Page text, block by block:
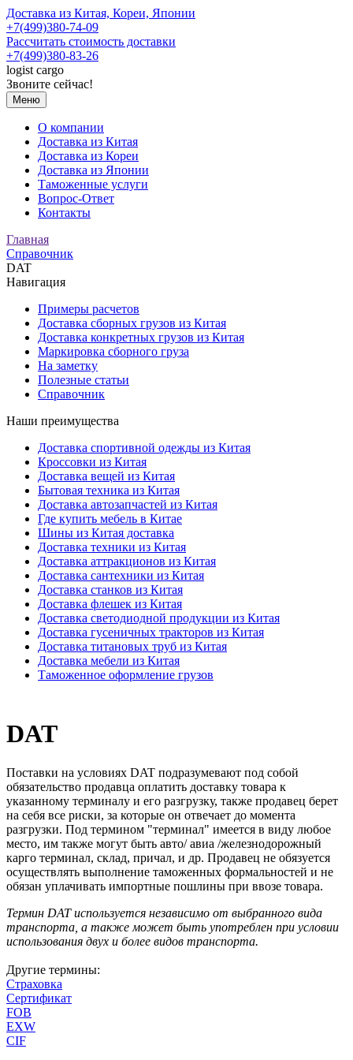
Доставка из Китая, Кореи, Японии
+7(499)380-74-09
Рассчитать стоимость доставки
+7(499)380-83-26
logist cargo
Звоните сейчас!
Меню
О компании
Доставка из Китая
Доставка из Кореи
Доставка из Японии
Таможенные услуги
Вопрос-Ответ
Контакты
Главная
Справочник
DAT
Навигация
Примеры расчетов
Доставка сборных грузов из Китая
Доставка конкретных грузов из Китая
Маркировка сборного груза
На заметку
Полезные статьи
Справочник
Наши преимущества
Доставка спортивной одежды из Китая
Кроссовки из Китая
Доставка вещей из Китая
Бытовая техника из Китая
Доставка автозапчастей из Китая
Где купить мебель в Китае
Шины из Китая доставка
Доставка техники из Китая
Доставка аттракционов из Китая
Доставка сантехники из Китая
Доставка станков из Китая
Доставка флешек из Китая
Доставка светодиодной продукции из Китая
Доставка гусеничных тракторов из Китая
Доставка титановых труб из Китая
Доставка мебели из Китая
Таможенное оформление грузов
DAT
Поставки на условиях DAT подразумевают под собой
обязательство продавца оплатить доставку товара к
указанному терминалу и его разгрузку, также продавец берет
на себя все риски, за которые он отвечает до момента
разгрузки. Под термином "терминал" имеется в виду любое
место, им также могут быть авто/ авиа /железнодорожный
карго терминал, склад, причал, и др. Продавец не обязуется
осуществлять выполнение таможенных формальностей и не
обязан уплачивать импортные пошлины при ввозе товара.
Термин DAT используется независимо от выбранного вида
транспорта, а также может быть употреблен при условии
использования двух и более видов транспорта.
Другие термины:
Страховка
Сертификат
FOB
EXW
CIF